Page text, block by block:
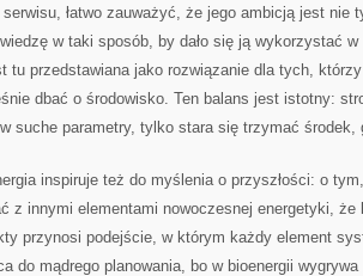
łatwo zauważyć, że jego ambicją jest nie
w taki sposób, by dało się ją wykorzystać
tu przedstawiana jako rozwiązanie dla tych,
dbać o środowisko. Ten balans jest istotny:
suche parametry, tylko stara się trzymać
inspiruje też do myślenia o przyszłości: o
z innymi elementami nowoczesnej energetyki,
przynosi podejście, w którym każdy element
do mądrego planowania, bo w bioenergii